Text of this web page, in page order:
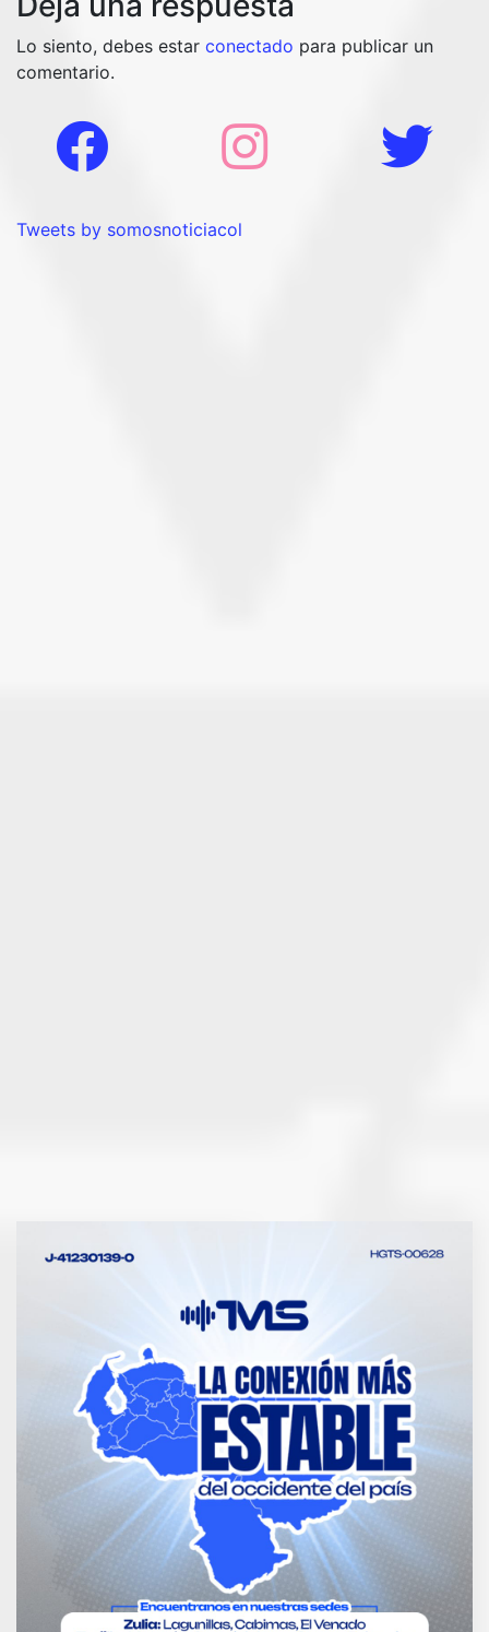
Lo siento, debes estar conectado para publicar un
comentario.
Tweets by somosnoticiacol